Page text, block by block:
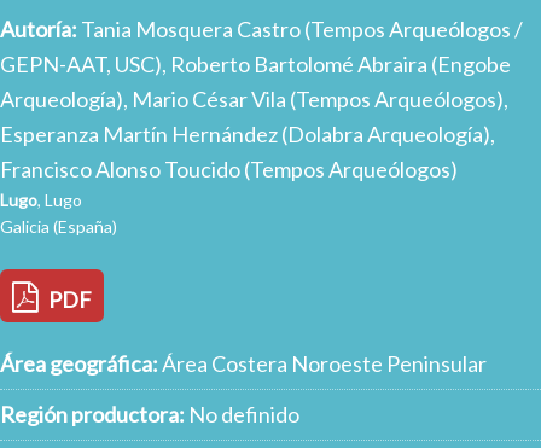
Autoría: Tania Mosquera Castro (Tempos Arqueólogos /
GEPN-AAT, USC), Roberto Bartolomé Abraira (Engobe
Arqueología), Mario César Vila (Tempos Arqueólogos),
Esperanza Martín Hernández (Dolabra Arqueología),
Francisco Alonso Toucido (Tempos Arqueólogos)
Lugo, Lugo
Galicia (España)
PDF
Área geográfica:Área Costera Noroeste Peninsular
Región productora: No definido